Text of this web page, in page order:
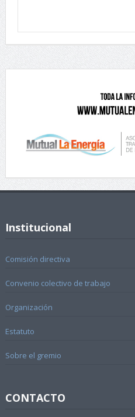
Institucional
Comisión directiva
Convenio colectivo de trabajo
Organización
Estatuto
Sobre el gremio
CONTACTO